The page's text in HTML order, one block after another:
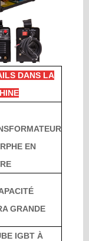
DANS LA
EN
GRANDE
IGBT À